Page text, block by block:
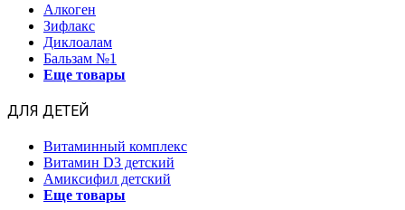
Алкоген
Зифлакс
Диклоалам
Бальзам №1
Еще товары
ДЛЯ ДЕТЕЙ
Витаминный комплекс
Витамин D3 детский
Амиксифил детский
Еще товары